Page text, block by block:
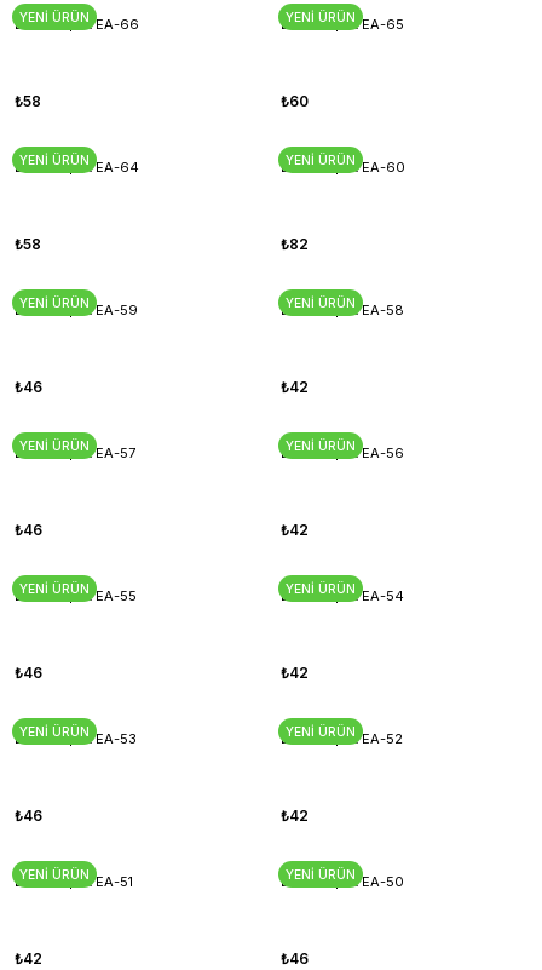
YENİ ÜRÜN
Esnek Aplik EA-66
₺58
YENİ ÜRÜN
Esnek Aplik EA-65
₺60
YENİ ÜRÜN
Esnek Aplik EA-64
₺58
YENİ ÜRÜN
Esnek Aplik EA-60
₺82
YENİ ÜRÜN
Esnek Aplik EA-59
₺46
YENİ ÜRÜN
Esnek Aplik EA-58
₺42
YENİ ÜRÜN
Esnek Aplik EA-57
₺46
YENİ ÜRÜN
Esnek Aplik EA-56
₺42
YENİ ÜRÜN
Esnek Aplik EA-55
₺46
YENİ ÜRÜN
Esnek Aplik EA-54
₺42
YENİ ÜRÜN
Esnek Aplik EA-53
₺46
YENİ ÜRÜN
Esnek Aplik EA-52
₺42
YENİ ÜRÜN
Esnek Aplik EA-51
₺42
YENİ ÜRÜN
Esnek Aplik EA-50
₺46